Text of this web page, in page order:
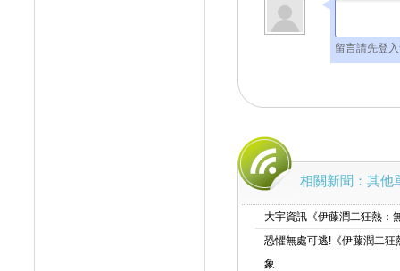
留言請先登
相關新聞：其他
大宇資訊《伊藤潤二狂熱：
恐懼無處可逃!《伊藤潤二
象